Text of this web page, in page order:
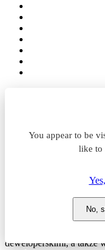
You appear to be
like to
No,
Panattoni City
City
Zapraszamy do
deweloperskimi, a także